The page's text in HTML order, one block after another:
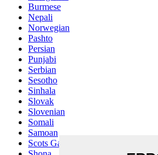
Burmese
Nepali
Norwegian
Pashto
Persian
Punjabi
Serbian
Sesotho
Sinhala
Slovak
Slovenian
Somali
Samoan
Scots Gaelic